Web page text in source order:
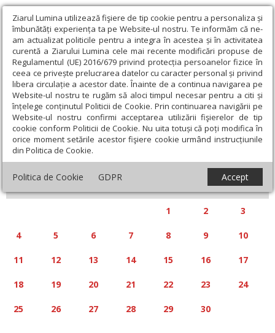
Ziarul Lumina utilizează fişiere de tip cookie pentru a personaliza și
îmbunătăți experiența ta pe Website-ul nostru. Te informăm că ne-
am actualizat politicile pentru a integra în acestea și în activitatea
curentă a Ziarului Lumina cele mai recente modificări propuse de
Regulamentul (UE) 2016/679 privind protecția persoanelor fizice în
ceea ce privește prelucrarea datelor cu caracter personal și privind
libera circulație a acestor date. Înainte de a continua navigarea pe
Website-ul nostru te rugăm să aloci timpul necesar pentru a citi și
înțelege conținutul Politicii de Cookie. Prin continuarea navigării pe
Website-ul nostru confirmi acceptarea utilizării fişierelor de tip
cookie conform Politicii de Cookie. Nu uita totuși că poți modifica în
orice moment setările acestor fişiere cookie urmând instrucțiunile
din Politica de Cookie.
Politica de Cookie GDPR Accept
Calendar articole
« »
NOIEMBRIE 2024
S D
1 2 3
4 5 6 7 8 9 10
11 12 13 14 15 16 17
18 19 20 21 22 23 24
25 26 27 28 29 30